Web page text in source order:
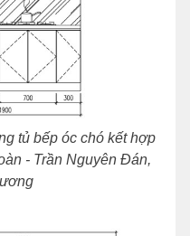
tủ bếp óc chó kết hợp
- Trần Nguyên Đán,